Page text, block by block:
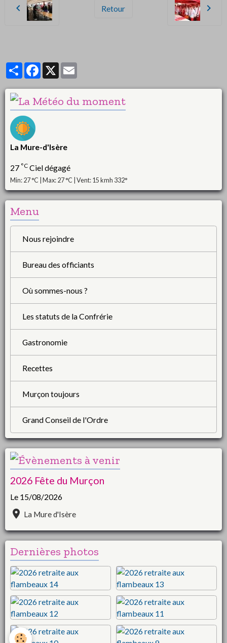
Retour
PartagerFacebook
X
La Mure-d'Isère
27 °C Ciel dégagé
Min: 27 °C | Max: 27 °C | Vent: 15 kmh 332°
Menu
Nous rejoindre
Bureau des officiants
Où sommes-nous ?
Les statuts de la Confrérie
Gastronomie
Recettes
Murçon toujours
Grand Conseil de l'Ordre
2026 Fête du Murçon
Le 15/08/2026
La Mure d'Isère
Dernières photos